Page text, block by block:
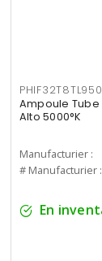
Ampoule Tube
Alto 5000°K
Manufacturier :
# Manufacturier :
En